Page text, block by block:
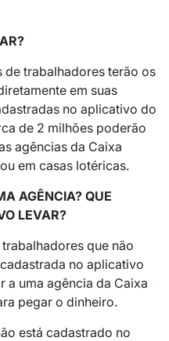
de trabalhadores terão os
em suas
no aplicativo do
de 2 milhões poderão
agências da Caixa
em casas lotéricas.
AGÊNCIA? QUE
LEVAR?
que não
no aplicativo
a uma agência da Caixa
pegar o dinheiro.
está cadastrado no